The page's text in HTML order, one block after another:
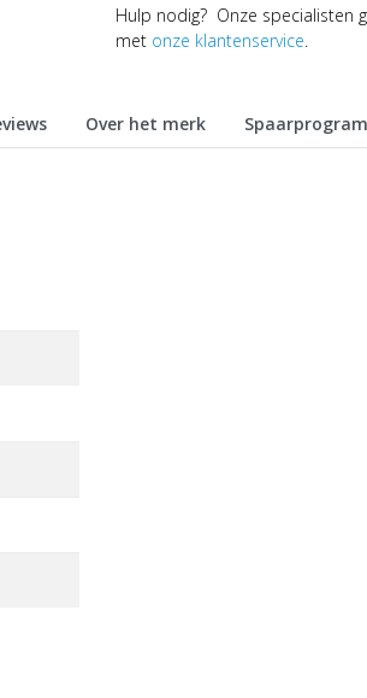
Hulp nodig? Onze specialisten
met onze klantenservice.
Over het merk